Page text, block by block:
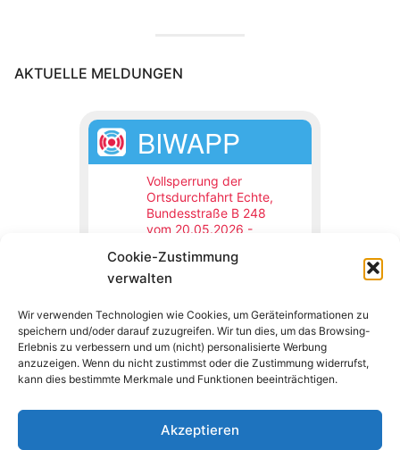
Cookie-Zustimmung
verwalten
Wir verwenden Technologien wie Cookies, um Geräteinformationen zu
speichern und/oder darauf zuzugreifen. Wir tun dies, um das Browsing-
Erlebnis zu verbessern und um (nicht) personalisierte Werbung
anzuzeigen. Wenn du nicht zustimmst oder die Zustimmung widerrufst,
kann dies bestimmte Merkmale und Funktionen beeinträchtigen.
Akzeptieren
AKTUELLE MELDUNGEN
BIWAPP
Vollsperrung der
Ortsdurchfahrt Echte,
Bundesstraße B 248
vom 20.05.2026 -
Northeim,
19.05.2026 08:00 Uhr
Bundesstraße B 248 wird
vom 20.05.2026 bis
voraussichtlich 31.12.2026
wegen Bauarbeiten voll
gesperrt.